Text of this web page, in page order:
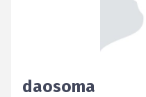
daosoma